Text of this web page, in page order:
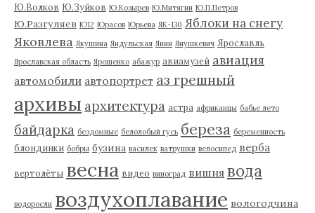
Ю.Волков Ю.Зуйков Ю.Козырев Ю.Митягин Ю.П.Петров
Ю.Разгуляев Ю12 Юрасов Юрьева ЯК-130 Яблоки на снегу
Яковлева Якушина Яндульская Янин Янушкевич Ярославль
Ярославская область Ярошенко абажур авиамузей авиация
автомобили автопортрет аз грешный
архивы архитектура астра африканцы бабье лето
байдарка бездомные белолобый гусь береза беременность
блондинки бобры бузина василек ватрушки велосипед верба
вертолёты весна видео виноград вишня вода
водоросли воздухоплавание вологодчина